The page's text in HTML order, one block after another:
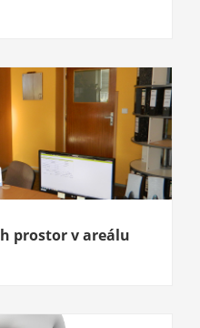
prostor v areálu